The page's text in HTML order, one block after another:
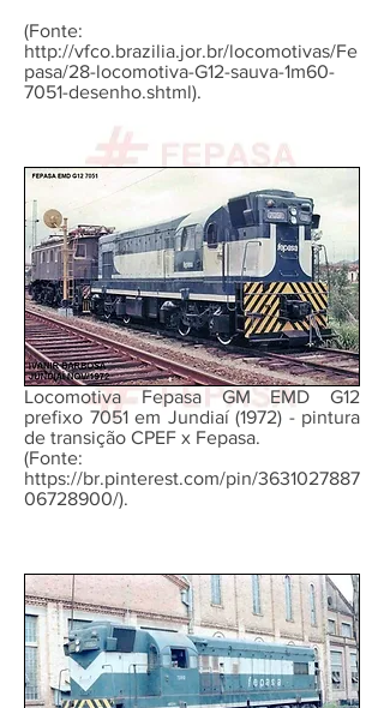
(Fonte:
http://vfco.brazilia.jor.br/locomotivas/Fe
pasa/28-locomotiva-G12-sauva-1m60-
7051-desenho.shtml).
Locomotiva Fepasa GM EMD G12
prefixo 7051 em Jundiaí (1972) - pintura
de transição CPEF x Fepasa.
(Fonte:
https://br.pinterest.com/pin/3631027887
06728900/).